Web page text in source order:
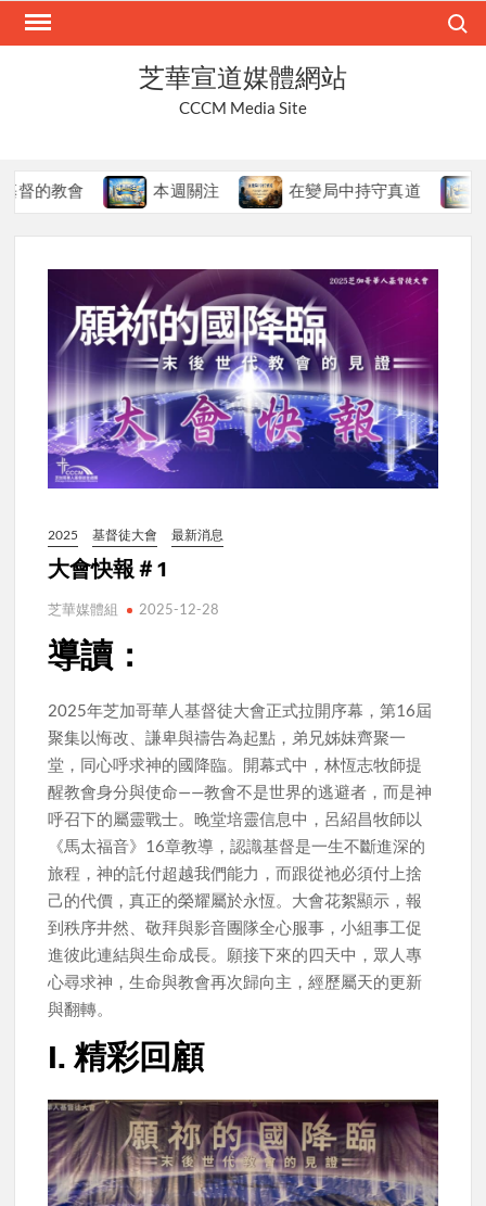
Skip
芝華宣道媒體網站
CCCM Media Site
本週關注 在變局中持守真道 本週關注
2025 基督徒大會 最新消息
大會快報＃1
芝華媒體組 2025-12-28
導讀：
2025年芝加哥華人基督徒大會正式拉開序幕，第16屆
聚集以悔改、謙卑與禱告為起點，弟兄姊妹齊聚一
堂，同心呼求神的國降臨。開幕式中，林恆志牧師提
醒教會身分與使命——教會不是世界的逃避者，而是神
呼召下的屬靈戰士。晚堂培靈信息中，呂紹昌牧師以
《馬太福音》16章教導，認識基督是一生不斷進深的
旅程，神的託付超越我們能力，而跟從祂必須付上捨
己的代價，真正的榮耀屬於永恆。大會花絮顯示，報
到秩序井然、敬拜與影音團隊全心服事，小組事工促
進彼此連結與生命成長。願接下來的四天中，眾人專
心尋求神，生命與教會再次歸向主，經歷屬天的更新
與翻轉。
I. 精彩回顧